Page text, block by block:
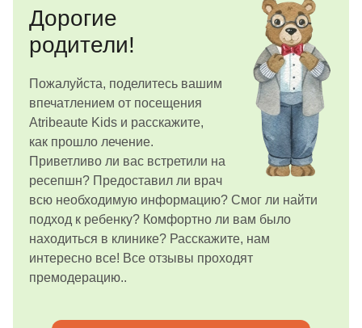
Дорогие
родители!
Пожалуйста, поделитесь вашим
впечатлением от посещения
Atribeaute Kids и расскажите,
как прошло лечение.
Приветливо ли вас встретили на
ресепшн? Предоставил ли врач
всю необходимую информацию? Смог ли найти
подход к ребенку? Комфортно ли вам было
находиться в клинике? Расскажите, нам
интересно все! Все отзывы проходят
премодерацию..